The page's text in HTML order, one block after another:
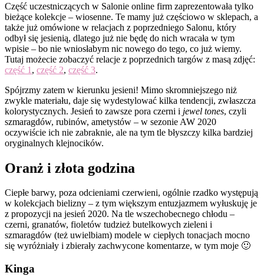
Część uczestniczących w Salonie online firm zaprezentowała tylko
bieżące kolekcje – wiosenne. Te mamy już częściowo w sklepach, a
także już omówione w relacjach z poprzedniego Salonu, który
odbył się jesienią, dlatego już nie będę do nich wracała w tym
wpisie – bo nie wniosłabym nic nowego do tego, co już wiemy.
Tutaj możecie zobaczyć relacje z poprzednich targów z masą zdjęć:
część 1 , część 2, część 3.
Spójrzmy zatem w kierunku jesieni! Mimo skromniejszego niż
zwykle materiału, daje się wydestylować kilka tendencji, zwłaszcza
kolorystycznych. Jesień to zawsze pora czerni i jewel tones, czyli
szmaragdów, rubinów, ametystów – w sezonie AW 2020
oczywiście ich nie zabraknie, ale na tym tle błyszczy kilka bardziej
oryginalnych klejnocików.
Oranż i złota godzina
Ciepłe barwy, poza odcieniami czerwieni, ogólnie rzadko występują
w kolekcjach bielizny – z tym większym entuzjazmem wyłuskuję je
z propozycji na jesień 2020. Na tle wszechobecnego chłodu –
czerni, granatów, fioletów tudzież butelkowych zieleni i
szmaragdów (też uwielbiam) modele w ciepłych tonacjach mocno
się wyróżniały i zbierały zachwycone komentarze, w tym moje 🙂
Kinga